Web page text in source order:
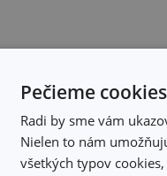
Grilovacie kliešte
GrandCHEF
Pečieme
Radi by sme vám
Nielen to nám
všetkých typov